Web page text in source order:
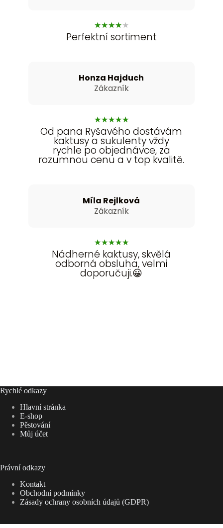
★★★★★
Perfektní sortiment
Honza Hajduch
Zákazník
★★★★★
Od pana Ryšavého dostávám
kaktusy a sukulenty vždy
rychle po objednávce, za
rozumnou cenu a v top kvalitě.
Míla Rejlková
Zákazník
★★★★★
Nádherné kaktusy, skvělá
odborná obsluha, velmi
doporučuji.😀
Rychlé odkazy
Hlavní stránka
E-shop
Pěstování
Můj účet
Právní odkazy
Kontakt
Obchodní podmínky
Zásady ochrany osobních údajů (GDPR)